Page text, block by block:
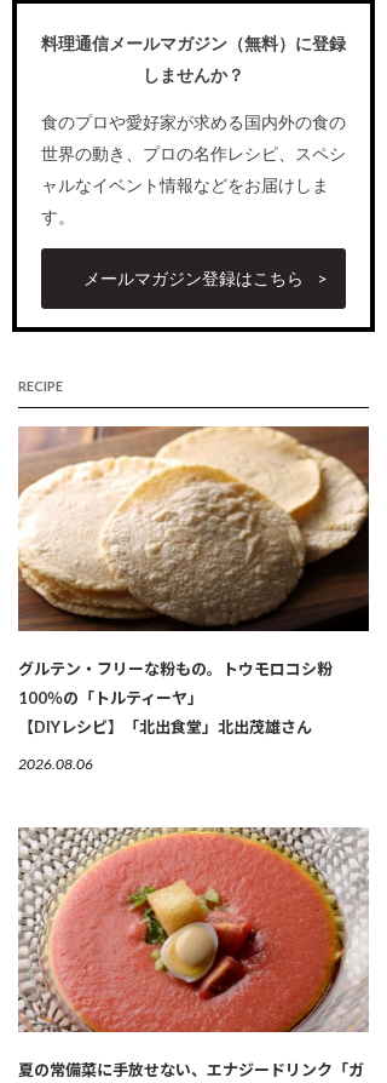
料理通信メールマガジン（無料）に登録
しませんか？
食のプロや愛好家が求める国内外の食の
世界の動き、プロの名作レシピ、スペシ
ャルなイベント情報などをお届けしま
す。
メールマガジン登録はこちら
RECIPE
グルテン・フリーな粉もの。トウモロコシ粉
100％の「トルティーヤ」
【DIYレシピ】「北出食堂」北出茂雄さん
2026.08.06
夏の常備菜に手放せない、エナジードリンク「ガ